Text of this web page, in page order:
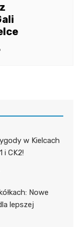
w Kielcach
i CK2!
Nowe
lepszej